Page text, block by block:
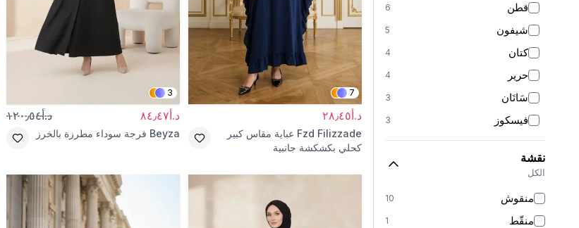
قطن 6
شيفون 5
كتان 4
حرير 4
سَاتَان 3
فيسكوز 3
تُول 2
جينز
نقشة
الكل
منقوش 10
منقّط 1
7
د.أ٢٨٫٤٥
Fzd Filizzade عباية مقاس كبير
كحلي بكشكشة جانبية
3
د.أ٨٤٫٤٧ د.أ١٢٠٫٥٤
Beyza فرجة سوداء مطرزة بالخرز